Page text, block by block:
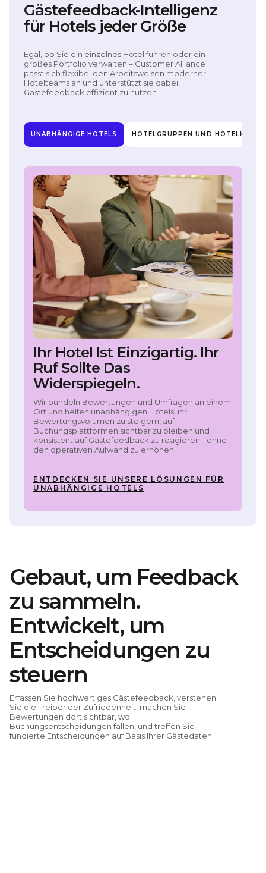
Gästefeedback-Intelligenz
für Hotels jeder Größe
Egal, ob Sie ein einzelnes Hotel führen oder ein
großes Portfolio verwalten – Customer Alliance
passt sich flexibel den Arbeitsweisen moderner
Hotelteams an und unterstützt sie dabei,
Gästefeedback effizient zu nutzen
UNABHÄNGIGE HOTELS HOTELGRUPPEN UND
Ihr Hotel Ist Einzigartig. Ihr
Ruf Sollte Das
Widerspiegeln.
Wir bündeln Bewertungen und Umfragen an einem
Ort und helfen unabhängigen Hotels, ihr
Bewertungsvolumen zu steigern, auf
Buchungsplattformen sichtbar zu bleiben und
konsistent auf Gästefeedback zu reagieren - ohne
den operativen Aufwand zu erhöhen.
ENTDECKEN SIE UNSERE LÖSUNGEN FÜR
UNABHÄNGIGE HOTELS
Gebaut, um Feedback
zu sammeln.
Entwickelt, um
Entscheidungen zu
steuern
Erfassen Sie hochwertiges Gästefeedback, verstehen
Sie die Treiber der Zufriedenheit, machen Sie
Bewertungen dort sichtbar, wo
Buchungsentscheidungen fallen, und treffen Sie
fundierte Entscheidungen auf Basis Ihrer Gästedaten